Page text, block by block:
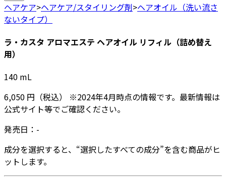
ヘアケア>ヘアケア/スタイリング剤>ヘアオイル（洗い流さ
ないタイプ）
ラ・カスタ アロマエステ ヘアオイル リフィル（詰め替え
用）
140 mL
6,050 円 （税込） ※2024年4月時点の情報です。最新情報は
公式サイト等でご確認ください。
発売日： -
成分を選択すると、“選択したすべての成分”を含む商品がヒ
ットします。